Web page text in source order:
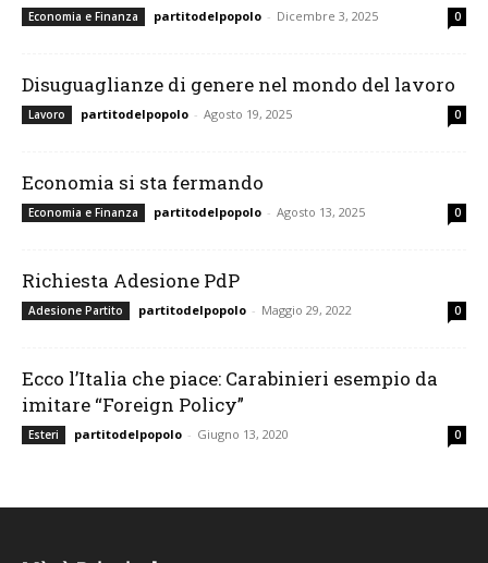
Economia e Finanza partitodelpopolo - Dicembre 3, 2025 0
Disuguaglianze di genere nel mondo del lavoro
Lavoro partitodelpopolo - Agosto 19, 2025 0
Economia si sta fermando
Economia e Finanza partitodelpopolo - Agosto 13, 2025 0
Richiesta Adesione PdP
Adesione Partito partitodelpopolo - Maggio 29, 2022 0
Ecco l’Italia che piace: Carabinieri esempio da
imitare “Foreign Policy”
Esteri partitodelpopolo - Giugno 13, 2020 0